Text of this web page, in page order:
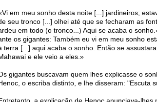
em meu sonho desta noite [...] jardineiros;
seu tronco [...] olhei até que se fecharam as
em todo (o tronco...) Aqui se acaba o
os gigantes: Também eu vi em meu sonho
terra [...] aqui acaba o sonho. Então se
e ele veio a eles.»
gigantes buscavam quem lhes explicasse o
o escriba distinto, e lhe disseram: "Escuta